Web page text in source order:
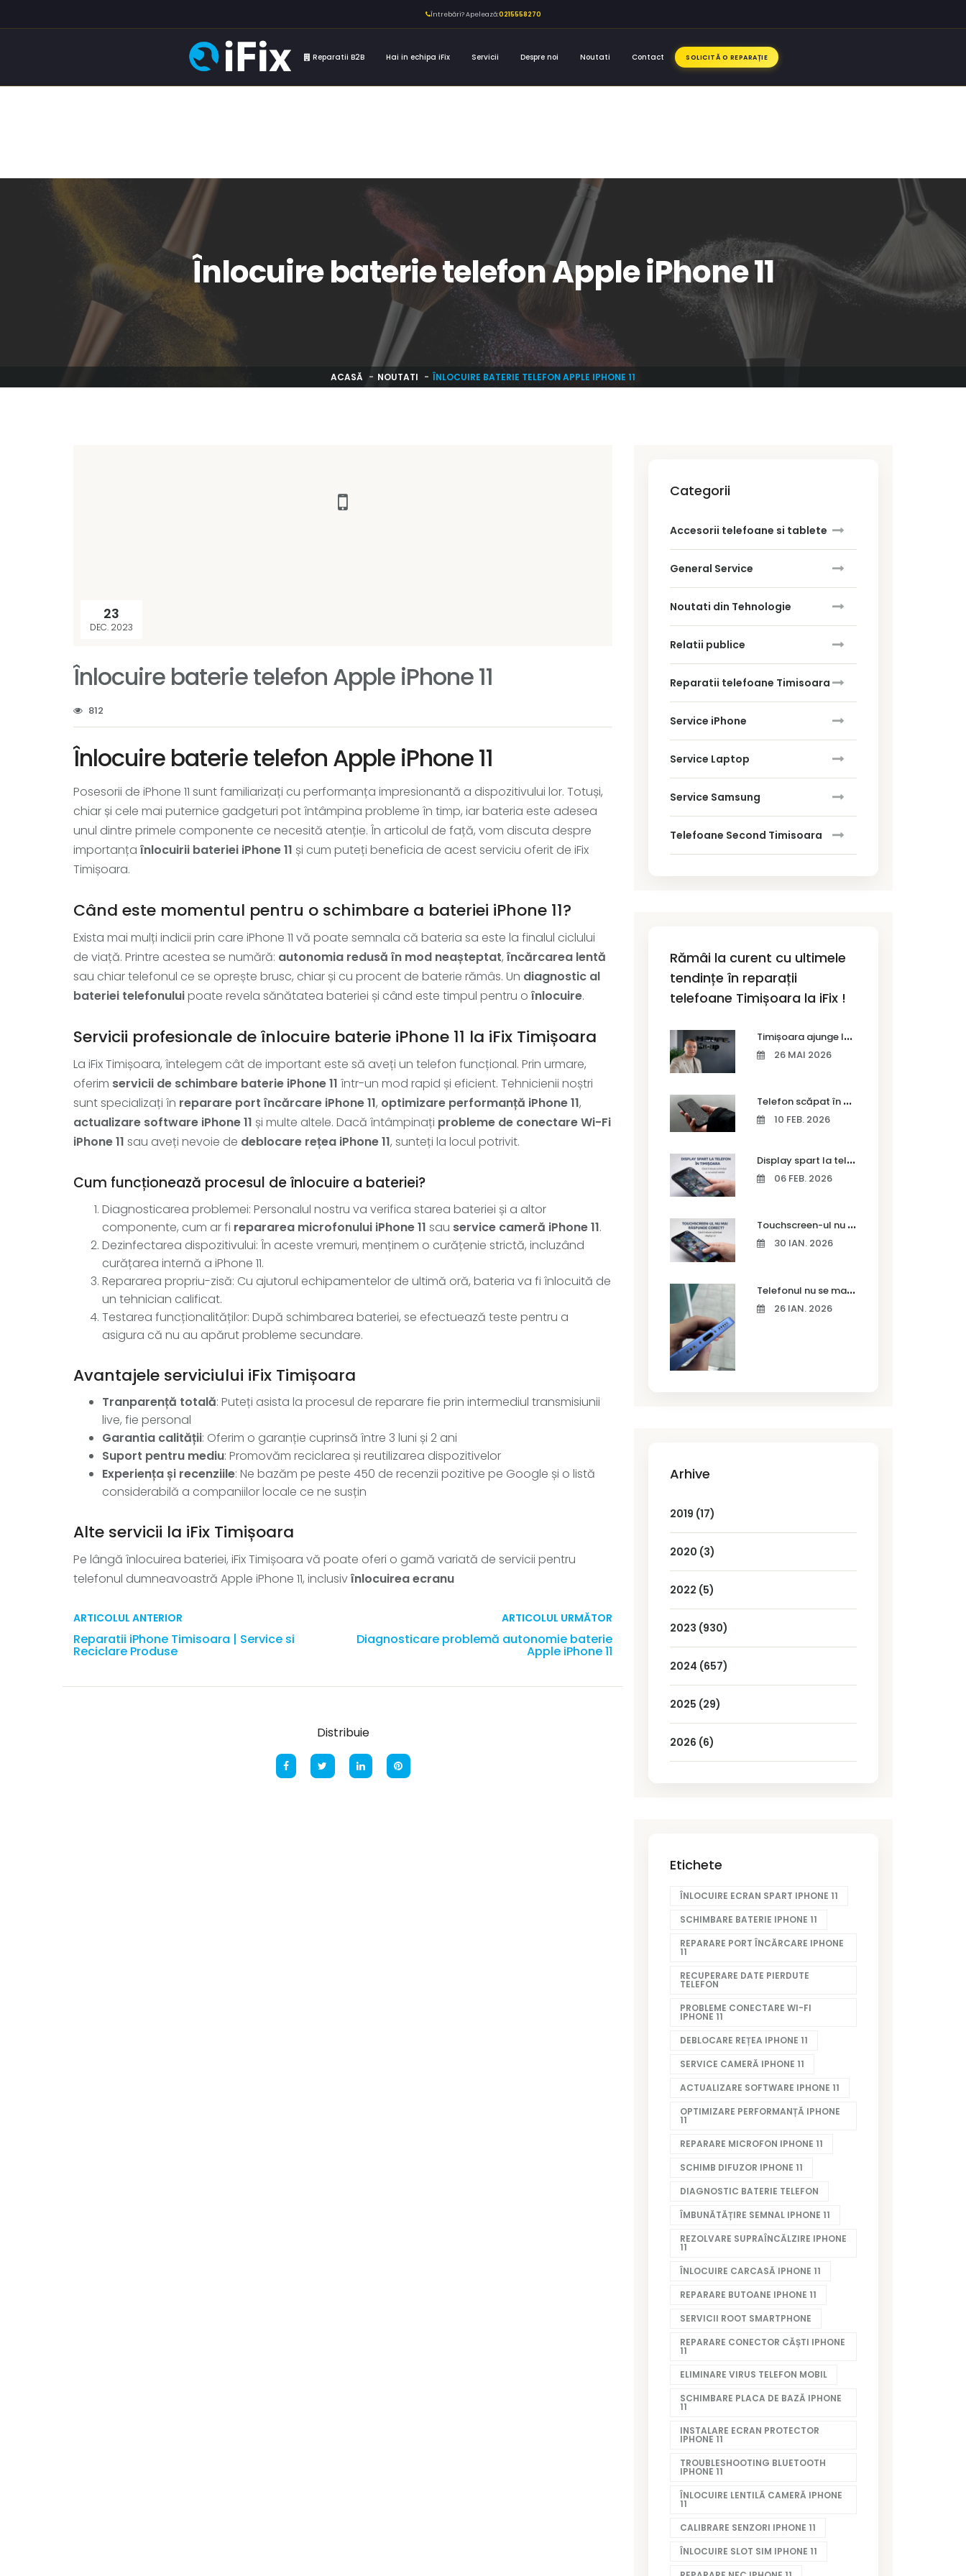
Întrebări? Apelează:0215558270
Reparatii B2B Hai in echipa iFix Servicii Despre noi Noutati Contact SOLICITĂ O REPARAȚIE
Înlocuire baterie telefon Apple iPhone 11
ACASĂ NOUTATI ÎNLOCUIRE BATERIE TELEFON APPLE IPHONE 11
23
DEC. 2023
Înlocuire baterie telefon Apple iPhone 11
812
Înlocuire baterie telefon Apple iPhone 11
Posesorii de iPhone 11 sunt familiarizați cu performanța impresionantă a dispozitivului lor. Totuși,
chiar și cele mai puternice gadgeturi pot întâmpina probleme în timp, iar bateria este adesea
unul dintre primele componente ce necesită atenție. În articolul de față, vom discuta despre
importanța înlocuirii bateriei iPhone 11 și cum puteți beneficia de acest serviciu oferit de iFix
Timișoara.
Când este momentul pentru o schimbare a bateriei iPhone 11?
Exista mai mulți indicii prin care iPhone 11 vă poate semnala că bateria sa este la finalul ciclului
de viață. Printre acestea se numără: autonomia redusă în mod neașteptat, încărcarea lentă
sau chiar telefonul ce se oprește brusc, chiar și cu procent de baterie rămâs. Un diagnostic al
bateriei telefonuluipoate revela sănătatea bateriei și când este timpul pentru o înlocuire.
Servicii profesionale de înlocuire baterie iPhone 11 la iFix Timișoara
La iFix Timișoara, întelegem cât de important este să aveți un telefon funcțional. Prin urmare,
oferim servicii de schimbare baterie iPhone 11 într-un mod rapid și eficient. Tehnicienii noștri
sunt specializați în reparare port încărcare iPhone 11, optimizare performanță iPhone 11,
actualizare software iPhone 11 și multe altele. Dacă întâmpinați probleme de conectare Wi-Fi
iPhone 11 sau aveți nevoie de deblocare rețea iPhone 11, sunteți la locul potrivit.
Cum funcționează procesul de înlocuire a bateriei?
Diagnosticarea problemei: Personalul nostru va verifica starea bateriei și a altor
componente, cum ar fi repararea microfonului iPhone 11 sau service cameră iPhone 11.
Dezinfectarea dispozitivului: În aceste vremuri, menținem o curățenie strictă, incluzând
curățarea internă a iPhone 11.
Repararea propriu-zisă: Cu ajutorul echipamentelor de ultimă oră, bateria va fi înlocuită de
un tehnician calificat.
Testarea funcționalităților: După schimbarea bateriei, se efectuează teste pentru a
asigura că nu au apărut probleme secundare.
Avantajele serviciului iFix Timișoara
Tranparență totală: Puteți asista la procesul de reparare fie prin intermediul transmisiunii
live, fie personal
Garantia calității: Oferim o garanție cuprinsă între 3 luni și 2 ani
Suport pentru mediu: Promovăm reciclarea și reutilizarea dispozitivelor
Experiența și recenziile: Ne bazăm pe peste 450 de recenzii pozitive pe Google și o listă
considerabilă a companiilor locale ce ne susțin
Alte servicii la iFix Timișoara
Pe lângă înlocuirea bateriei, iFix Timișoara vă poate oferi o gamă variată de servicii pentru
telefonul dumneavoastră Apple iPhone 11, inclusivînlocuirea ecranu
ARTICOLUL ANTERIOR
Reparatii iPhone Timisoara | Service si
Reciclare Produse
ARTICOLUL URMĂTOR
Diagnosticare problemă autonomie baterie
Apple iPhone 11
Distribuie
Categorii
Accesorii telefoane si tablete
General Service
Noutati din Tehnologie
Relatii publice
Reparatii telefoane Timisoara
Service iPhone
Service Laptop
Service Samsung
Telefoane Second Timisoara
Rămâi la curent cu ultimele
tendințe în reparații
telefoane Timișoara la iFix !
T
imișoara ajunge la Vodafone Business Bootcamp prin Marius Cermian de la Armour România
26 MAI 2026
T
elefon scăpat în apă – ce trebuie să faci imediat și ce greșeli să eviți
10 FEB. 2026
D
isplay spart la telefon în Timișoara
06 FEB. 2026
T
ouchscreen-ul nu mai răspunde corect? Când trebuie schimbat display-ul
30 IAN. 2026
T
elefonul nu se mai încarcă corect? Cauze frecvente și soluții la service în Timișoara
26 IAN. 2026
Arhive
2019 (17)
2020 (3)
2022 (5)
2023 (930)
2024 (657)
2025 (29)
2026 (6)
Etichete
ÎNLOCUIRE ECRAN SPART IPHONE 11
SCHIMBARE BATERIE IPHONE 11
REPARARE PORT ÎNCĂRCARE IPHONE
11
RECUPERARE DATE PIERDUTE
TELEFON
PROBLEME CONECTARE WI-FI
IPHONE 11
DEBLOCARE REȚEA IPHONE 11
SERVICE CAMERĂ IPHONE 11
ACTUALIZARE SOFTWARE IPHONE 11
OPTIMIZARE PERFORMANȚĂ IPHONE
11
REPARARE MICROFON IPHONE 11
SCHIMB DIFUZOR IPHONE 11
DIAGNOSTIC BATERIE TELEFON
ÎMBUNĂTĂȚIRE SEMNAL IPHONE 11
REZOLVARE SUPRAÎNCĂLZIRE IPHONE
11
ÎNLOCUIRE CARCASĂ IPHONE 11
REPARARE BUTOANE IPHONE 11
SERVICII ROOT SMARTPHONE
REPARARE CONECTOR CĂȘTI IPHONE
11
ELIMINARE VIRUS TELEFON MOBIL
SCHIMBARE PLACA DE BAZĂ IPHONE
11
INSTALARE ECRAN PROTECTOR
IPHONE 11
TROUBLESHOOTING BLUETOOTH
IPHONE 11
ÎNLOCUIRE LENTILĂ CAMERĂ IPHONE
11
CALIBRARE SENZORI IPHONE 11
ÎNLOCUIRE SLOT SIM IPHONE 11